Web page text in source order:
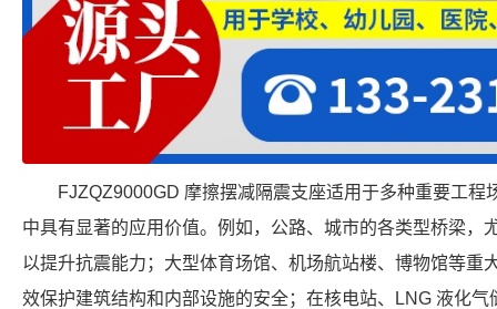
FJZQZ9000GD 摩擦摆减隔震支座适用于多种重要工程
中具有显著的应用价值。例如，公路、城市的各类型桥梁，
以提升抗震能力；大型体育场馆、机场航站楼、博物馆等重
效保护建筑结构和内部设施的安全；在核电站、LNG 液化